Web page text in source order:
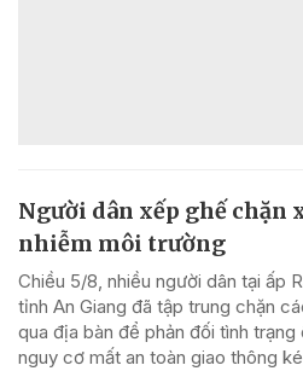
Người dân xếp ghế chặn
nhiễm môi trường
Chiều 5/8, nhiều người dân tại ấp
tỉnh An Giang đã tập trung chặn
qua địa bàn để phản đối tình
nguy cơ mất an toàn giao thông